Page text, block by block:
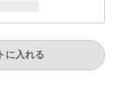
に入れる